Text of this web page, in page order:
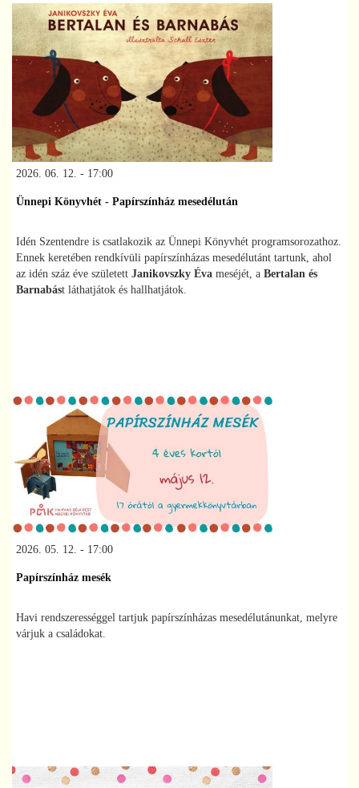
2026. 06. 12. - 17:00
Ünnepi Könyvhét - Papírszínház mesedélután
Idén Szentendre is csatlakozik az Ünnepi Könyvhét programsorozathoz.
Ennek keretében rendkívüli papírszínházas mesedélutánt tartunk, ahol
az idén száz éve született Janikovszky Éva meséjét, a Bertalan és
Barnabást láthatjátok és hallhatjátok.
2026. 05. 12. - 17:00
Papírszínház mesék
Havi rendszerességgel tartjuk papírszínházas mesedélutánunkat, melyre
várjuk a családokat.